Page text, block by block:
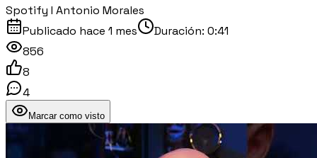
Spotify I Antonio Morales
Publicado hace 1 mes Duración: 0:41
856
8
4
Marcar como visto